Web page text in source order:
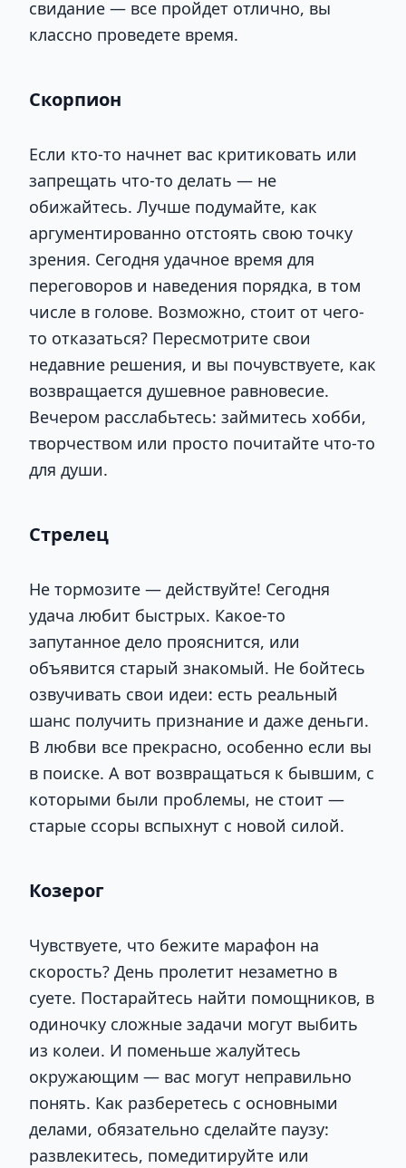
свидание — все пройдет отлично, вы
классно проведете время.
Скорпион
Если кто-то начнет вас критиковать или
запрещать что-то делать — не
обижайтесь. Лучше подумайте, как
аргументированно отстоять свою точку
зрения. Сегодня удачное время для
переговоров и наведения порядка, в том
числе в голове. Возможно, стоит от чего-
то отказаться? Пересмотрите свои
недавние решения, и вы почувствуете, как
возвращается душевное равновесие.
Вечером расслабьтесь: займитесь хобби,
творчеством или просто почитайте что-то
для души.
Стрелец
Не тормозите — действуйте! Сегодня
удача любит быстрых. Какое-то
запутанное дело прояснится, или
объявится старый знакомый. Не бойтесь
озвучивать свои идеи: есть реальный
шанс получить признание и даже деньги.
В любви все прекрасно, особенно если вы
в поиске. А вот возвращаться к бывшим, с
которыми были проблемы, не стоит —
старые ссоры вспыхнут с новой силой.
Козерог
Чувствуете, что бежите марафон на
скорость? День пролетит незаметно в
суете. Постарайтесь найти помощников, в
одиночку сложные задачи могут выбить
из колеи. И поменьше жалуйтесь
окружающим — вас могут неправильно
понять. Как разберетесь с основными
делами, обязательно сделайте паузу:
развлекитесь, помедитируйте или